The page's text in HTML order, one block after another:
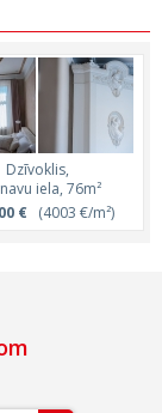
Dzīvoklis,
iela, 76m²
€(4003 €/m²)